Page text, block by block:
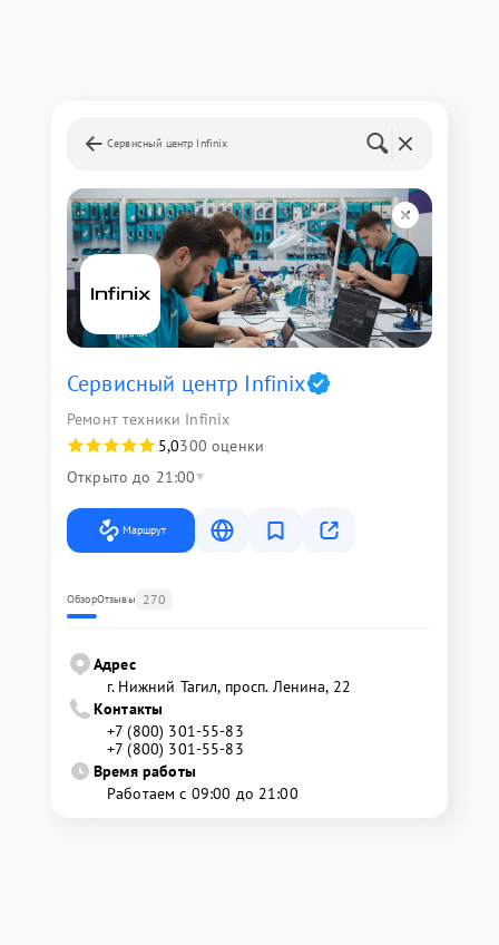
Сервисный центр Infinix
Сервисный центр Infinix
Ремонт техники Infinix
5,0300 оценки
Открыто до 21:00
Маршрут
ОбзорОтзывы 270
Адрес
г. Нижний Тагил, просп. Ленина, 22
Контакты
+7 (800) 301-55-83
+7 (800) 301-55-83
Время работы
Работаем с 09:00 до 21:00